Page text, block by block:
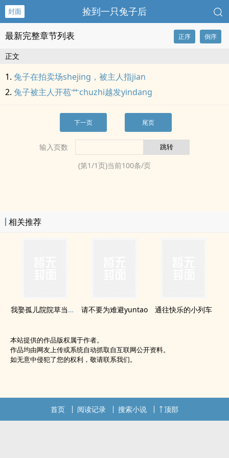
封面 捡到一只兔子后
最新完整章节列表 正序 倒序
正文
兔子在拍卖场shejing，被主人指jian
兔子被主人开苞艹chuzhi越发yindang
下一页 尾页
输入页数
(第1/1页)当前100条/页
相关推荐
我娶孤儿院院草当老婆 请不要为难避yuntao 通往快乐的小列车
本站提供的作品版权属于作者。
作品均由网友上传或系统自动抓取自互联网公开资料。
如无意中侵犯了您的权利，敬请联系我们。
首页 阅读记录 搜索小说 顶部